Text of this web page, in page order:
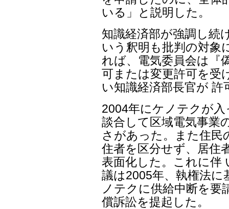
いる」と説明した。
知識経済部が強調し続
いう釈明も批判の対象
れば、電気委員会は『
可または変更許可を受
い知識経済部長官が
2004年にケノテクが
談合して区域電気事業
さがあった。また住民
住者を区分せず、居住
表面化した。これに伴
議は2005年、執権法
ノテクに供給中断を要
償訴訟を提起した。